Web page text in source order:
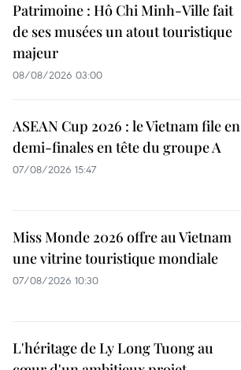
Patrimoine : Hô Chi Minh-Ville fait
de ses musées un atout touristique
majeur
08/08/2026 03:00
ASEAN Cup 2026 : le Vietnam file en
demi-finales en tête du groupe A
07/08/2026 15:47
Miss Monde 2026 offre au Vietnam
une vitrine touristique mondiale
07/08/2026 10:30
L'héritage de Ly Long Tuong au